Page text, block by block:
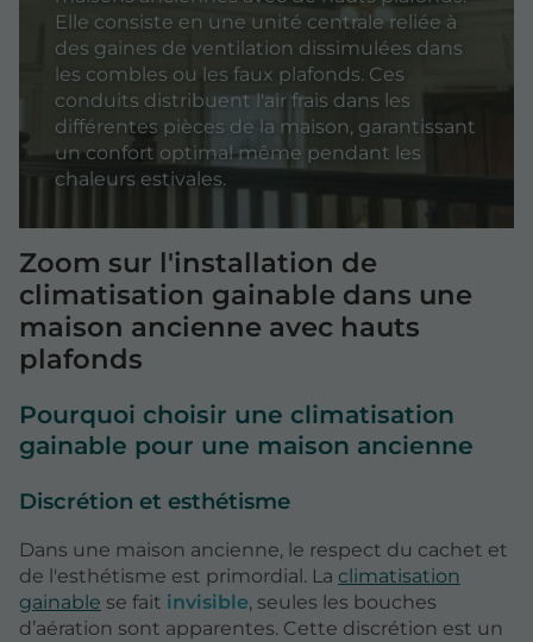
Elle consiste en une unité centrale reliée à
des gaines de ventilation dissimulées dans
les combles ou les faux plafonds. Ces
conduits distribuent l'air frais dans les
différentes pièces de la maison, garantissant
un confort optimal même pendant les
chaleurs estivales.
Zoom sur l'installation de
climatisation gainable dans une
maison ancienne avec hauts
plafonds
Pourquoi choisir une climatisation
gainable pour une maison ancienne
Discrétion et esthétisme
Dans une maison ancienne, le respect du cachet et
de l'esthétisme est primordial. La climatisation
gainable se fait invisible, seules les bouches
d’aération sont apparentes. Cette discrétion est un